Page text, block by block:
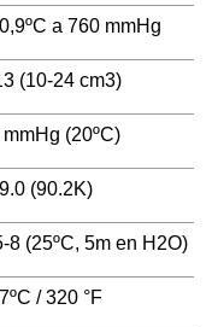
a 760 mmHg
(10-24 cm3)
(20ºC)
(90.2K)
8 (25ºC, 5m en H2O)
/ 320 °F